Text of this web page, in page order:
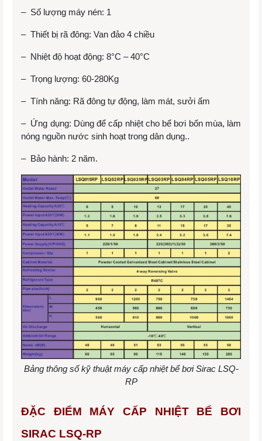
– Số lượng máy nén: 1
– Thiết bị rã đông: Van đảo 4 chiều
– Nhiệt độ hoạt động: 8°C – 40°C
– Trọng lượng: 60-280Kg
– Tính năng: Rã đông tự động, làm mát, sưởi ấm
– Ứng dụng: Dùng để cấp nhiệt cho bể bơi bốn mùa, làm
nóng nguồn nước sinh hoạt trong dân dụng..
– Bảo hành: 2 năm.
Bảng thông số kỹ thuật máy cấp nhiệt bể bơi Sirac LSQ-
RP
ĐẶC ĐIỂM MÁY CẤP NHIỆT BỂ BƠI
SIRAC LSQ-RP